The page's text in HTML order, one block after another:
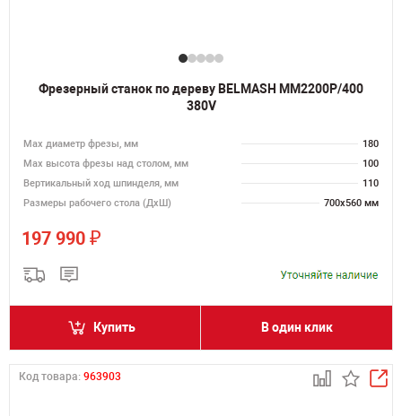
Фрезерный станок по дереву BELMASH MM2200P/400
380V
Max диаметр фрезы, мм
180
Мах высота фрезы над столом, мм
100
Вертикальный ход шпинделя, мм
110
Размеры рабочего стола (ДхШ)
700х560 мм
197 990 ₽
Купить В один клик
Код товара: 963903